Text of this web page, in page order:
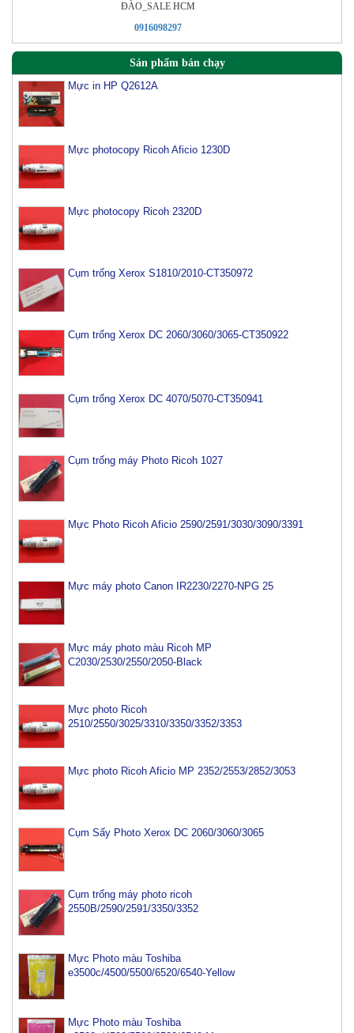
ÐÀO_SALE HCM
0916098297
Sản phẩm bán chạy
Mực in HP Q2612A
Mực photocopy Ricoh Aficio 1230D
Mực photocopy Ricoh 2320D
Cụm trống Xerox S1810/2010-CT350972
Cụm trống Xerox DC 2060/3060/3065-CT350922
Cụm trống Xerox DC 4070/5070-CT350941
Cụm trống máy Photo Ricoh 1027
Mực Photo Ricoh Aficio 2590/2591/3030/3090/3391
Mực máy photo Canon IR2230/2270-NPG 25
Mực máy photo màu Ricoh MP
C2030/2530/2550/2050-Black
Mực photo Ricoh
2510/2550/3025/3310/3350/3352/3353
Mực photo Ricoh Aficio MP 2352/2553/2852/3053
Cụm Sấy Photo Xerox DC 2060/3060/3065
Cụm trống máy photo ricoh
2550B/2590/2591/3350/3352
Mực Photo màu Toshiba
e3500c/4500/5500/6520/6540-Yellow
Mực Photo màu Toshiba